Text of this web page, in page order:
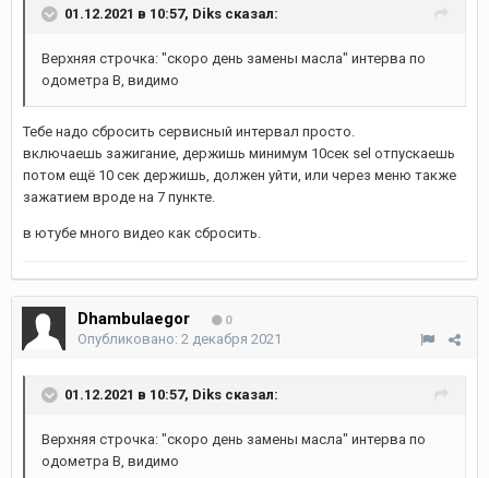
01.12.2021 в 10:57, Diks сказал:
Верхняя строчка: "скоро день замены масла" интерва по
одометра В, видимо
Тебе надо сбросить сервисный интервал просто.
включаешь зажигание, держишь минимум 10сек sel отпускаешь
потом ещё 10 сек держишь, должен уйти, или через меню также
зажатием вроде на 7 пункте.
в ютубе много видео как сбросить.
Dhambulaegor 0
Опубликовано: 2 декабря 2021
01.12.2021 в 10:57, Diks сказал:
Верхняя строчка: "скоро день замены масла" интерва по
одометра В, видимо